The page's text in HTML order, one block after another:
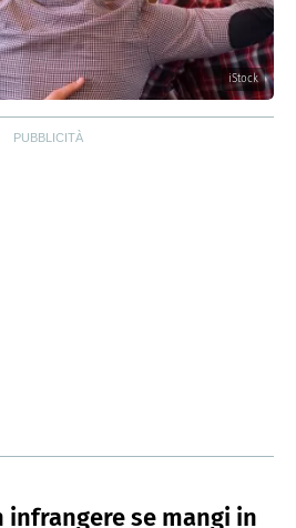
iStock
infrangere se mangi in